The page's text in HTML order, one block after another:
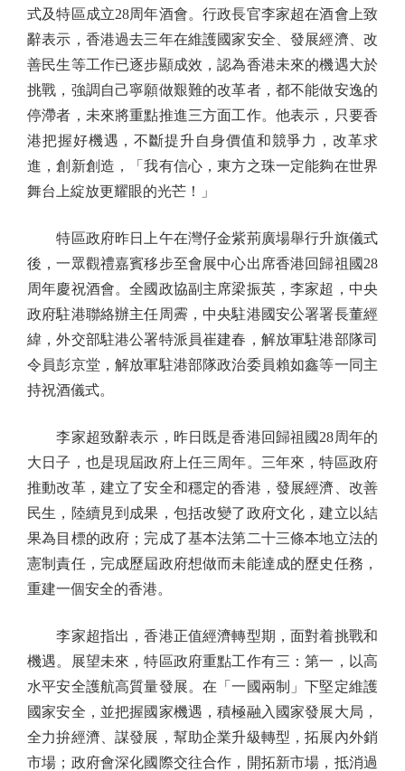
式及特區成立28周年酒會。行政長官李家超在酒會上致
辭表示，香港過去三年在維護國家安全、發展經濟、改
善民生等工作已逐步顯成效，認為香港未來的機遇大於
挑戰，強調自己寧願做艱難的改革者，都不能做安逸的
停滯者，未來將重點推進三方面工作。他表示，只要香
港把握好機遇，不斷提升自身價值和競爭力，改革求
進，創新創造，「我有信心，東方之珠一定能夠在世界
舞台上綻放更耀眼的光芒！」
特區政府昨日上午在灣仔金紫荊廣場舉行升旗儀式
後，一眾觀禮嘉賓移步至會展中心出席香港回歸祖國28
周年慶祝酒會。全國政協副主席梁振英，李家超，中央
政府駐港聯絡辦主任周霽，中央駐港國安公署署長董經
緯，外交部駐港公署特派員崔建春，解放軍駐港部隊司
令員彭京堂，解放軍駐港部隊政治委員賴如鑫等一同主
持祝酒儀式。
李家超致辭表示，昨日既是香港回歸祖國28周年的
大日子，也是現屆政府上任三周年。三年來，特區政府
推動改革，建立了安全和穩定的香港，發展經濟、改善
民生，陸續見到成果，包括改變了政府文化，建立以結
果為目標的政府；完成了基本法第二十三條本地立法的
憲制責任，完成歷屆政府想做而未能達成的歷史任務，
重建一個安全的香港。
李家超指出，香港正值經濟轉型期，面對着挑戰和
機遇。展望未來，特區政府重點工作有三：第一，以高
水平安全護航高質量發展。在「一國兩制」下堅定維護
國家安全，並把握國家機遇，積極融入國家發展大局，
全力拚經濟、謀發展，幫助企業升級轉型，拓展內外銷
市場；政府會深化國際交往合作，開拓新市場，抵消過